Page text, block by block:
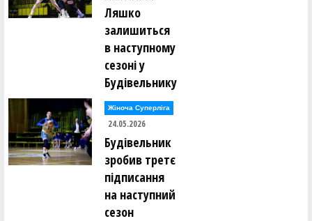
Марина Коваль ()
Вадим Ковальов ()
Ярослав Кожушко ()
Олександр Коломієць ()
Андрій Кондратенко ()
Дмитро Корабльов ()
Петро Корнута ()
Андрій Коростильов ()
Катерина Коротюк ()
Костянтин Котов ()
Максим Кравець ()
Олексій Кравченко ()
Ляшко
залишиться
в наступному
сезоні у
Будівельнику
Жіноча Суперліга
24.05.2026
Будівельник
зробив третє
підписання
на наступний
сезон